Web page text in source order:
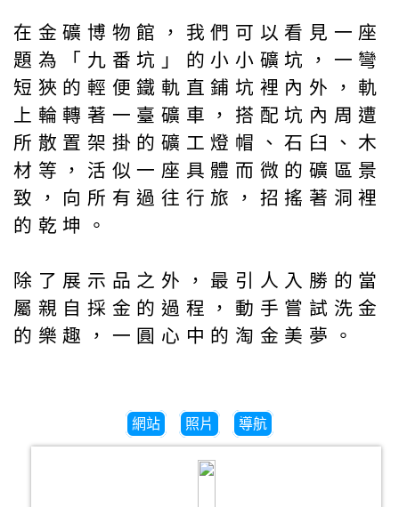
在金礦博物館，我們可以看見一座
題為「九番坑」的小小礦坑，一彎
短狹的輕便鐵軌直鋪坑裡內外，軌
上輪轉著一臺礦車，搭配坑內周遭
所散置架掛的礦工燈帽、石臼、木
材等，活似一座具體而微的礦區景
致，向所有過往行旅，招搖著洞裡
的乾坤。
除了展示品之外，最引人入勝的當
屬親自採金的過程，動手嘗試洗金
的樂趣，一圓心中的淘金美夢。
網站 照片 導航